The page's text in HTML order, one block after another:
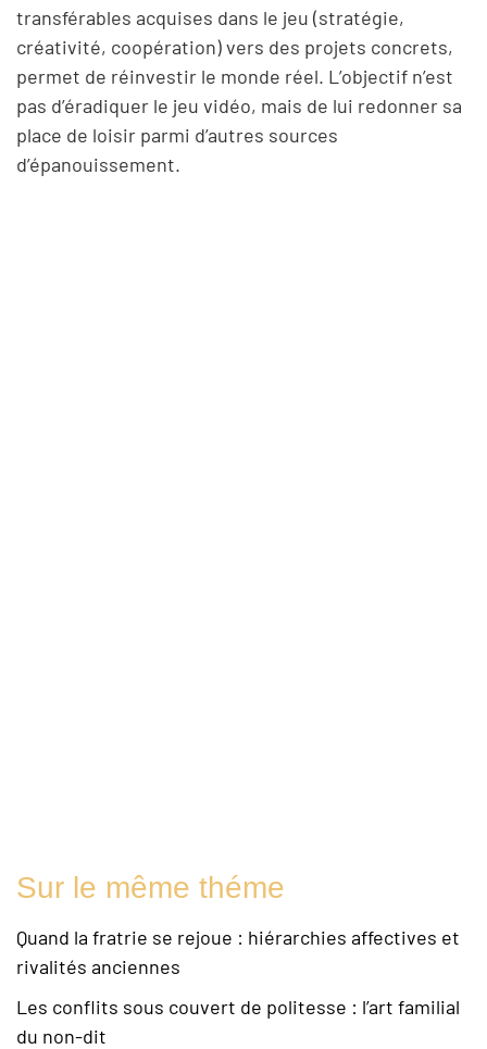
transférables acquises dans le jeu (stratégie,
créativité, coopération) vers des projets concrets,
permet de réinvestir le monde réel. L’objectif n’est
pas d’éradiquer le jeu vidéo, mais de lui redonner sa
place de loisir parmi d’autres sources
d’épanouissement.
Sur le même théme
Quand la fratrie se rejoue : hiérarchies affectives et
rivalités anciennes
Les conflits sous couvert de politesse : l’art familial
du non-dit